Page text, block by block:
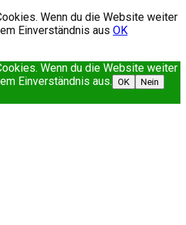
Wenn du die Website weiter
Einverständnis aus OK
Wenn du die Website weiter
Einverständnis aus. OK
Nein